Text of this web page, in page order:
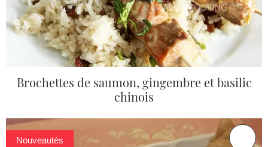
Brochettes de saumon, gingembre et basilic
chinois
Nouveautés